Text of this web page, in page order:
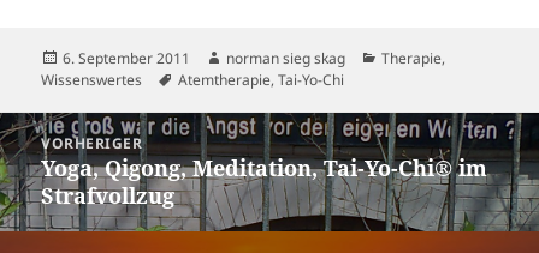
Veröffentlicht
am
6. September 2011 Autor
norman sieg skag Kategorien
Therapie,
Wissenswertes
Schlagwörter
Atemtherapie,Tai-Yo-Chi
Beitragsnavigation
VORHERIGER
Vorheriger
Beitrag:
Yoga, Qigong, Meditation, Tai-Yo-Chi® im
Strafvollzug